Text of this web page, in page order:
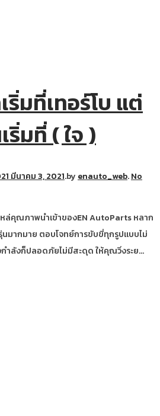
มที่เทอร์โบ แต่
มที่ ( ใจ )
มีนาคม 3, 2021.by enauto_web.No
ล่คุณภาพนำเข้าของEN AutoParts หลาก
มากมาย ตอบโจทย์การขับขี่ทุกรูปแบบไม่
งกำลังก็ปลอดภัยไม่มีสะดุด ให้คุณวิ่งระย…